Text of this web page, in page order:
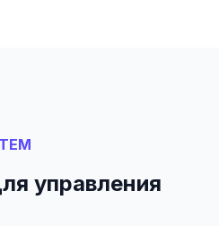
управления